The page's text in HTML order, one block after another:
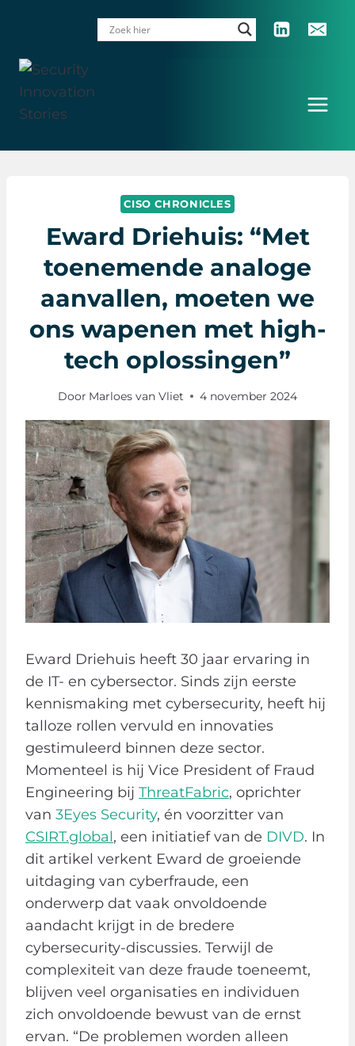
inhoud
CISO CHRONICLES
Eward Driehuis: “Met
toenemende analoge
aanvallen, moeten we
ons wapenen met high-
tech oplossingen”
Door Marloes van Vliet 4 november 2024
Eward Driehuis heeft 30 jaar ervaring in
de IT- en cybersector. Sinds zijn eerste
kennismaking met cybersecurity, heeft hij
talloze rollen vervuld en innovaties
gestimuleerd binnen deze sector.
Momenteel is hij Vice President of Fraud
Engineering bij ThreatFabric, oprichter
van 3Eyes Security, én voorzitter van
CSIRT.global, een initiatief van de DIVD. In
dit artikel verkent Eward de groeiende
uitdaging van cyberfraude, een
onderwerp dat vaak onvoldoende
aandacht krijgt in de bredere
cybersecurity-discussies. Terwijl de
complexiteit van deze fraude toeneemt,
blijven veel organisaties en individuen
zich onvoldoende bewust van de ernst
ervan. “De problemen worden alleen